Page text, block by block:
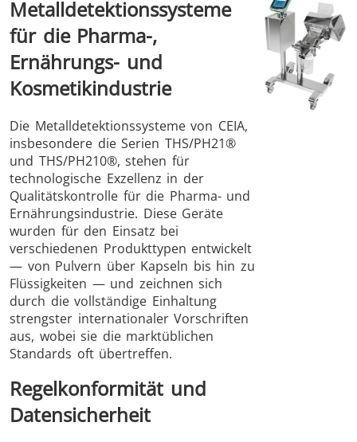
THS/MBB
THS/G21
THS Production
4.0
MD-SCOPE
Metalldetektionssysteme
für die Pharma-,
Ernährungs- und
Kosmetikindustrie
Die Metalldetektionssysteme von CEIA,
insbesondere die Serien THS/PH21®
und THS/PH210®, stehen für
technologische Exzellenz in der
Qualitätskontrolle für die Pharma- und
Ernährungsindustrie. Diese Geräte
wurden für den Einsatz bei
verschiedenen Produkttypen entwickelt
— von Pulvern über Kapseln bis hin zu
Flüssigkeiten — und zeichnen sich
durch die vollständige Einhaltung
strengster internationaler Vorschriften
aus, wobei sie die marktüblichen
Standards oft übertreffen.
Regelkonformität und
Datensicherheit